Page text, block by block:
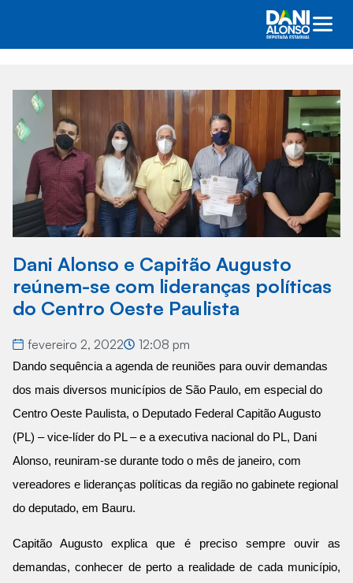
Dani Alonso e Capitão Augusto
reúnem-se com lideranças políticas
do Centro Oeste Paulista
fevereiro 2, 2022 12:08 pm
Dando sequência a agenda de reuniões para ouvir demandas
dos mais diversos municípios de São Paulo, em especial do
Centro Oeste Paulista, o Deputado Federal Capitão Augusto
(PL) – vice-líder do PL – e a executiva nacional do PL, Dani
Alonso, reuniram-se durante todo o mês de janeiro, com
vereadores e lideranças políticas da região no gabinete regional
do deputado, em Bauru.
Capitão Augusto explica que é preciso sempre ouvir as
demandas, conhecer de perto a realidade de cada município,